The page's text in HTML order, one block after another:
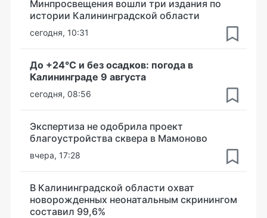
Минпросвещения вошли три издания по
истории Калининградской области
сегодня, 10:31
До +24°С и без осадков: погода в
Калининграде 9 августа
сегодня, 08:56
Экспертиза не одобрила проект
благоустройства сквера в Мамоново
вчера, 17:28
В Калининградской области охват
новорожденных неонатальным скринингом
составил 99,6%